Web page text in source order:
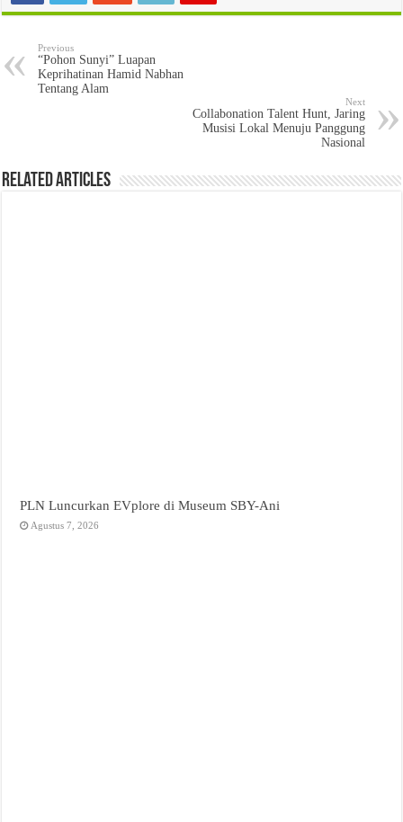
Previous
“Pohon Sunyi” Luapan
Keprihatinan Hamid Nabhan
Tentang Alam
Next
Collabonation Talent Hunt, Jaring
Musisi Lokal Menuju Panggung
Nasional
Related Articles
PLN Luncurkan EVplore di Museum SBY-Ani
Agustus 7, 2026